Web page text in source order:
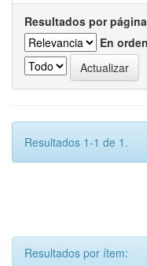
Resultados por página
En orden
Resultados 1-1 de 1.
Resultados por ítem: